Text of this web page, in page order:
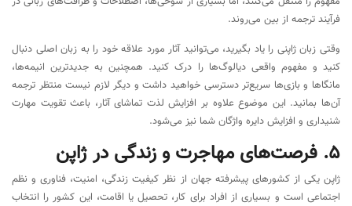
فرآیند ترجمه از بین می‌روند.
وقتی زبان ژاپنی را یاد بگیرید، می‌توانید آثار مورد علاقه خود را به زبان اصلی دنبال
کنید و مفهوم واقعی دیالوگ‌ها را درک کنید. همچنین به جدیدترین انیمه‌ها،
مانگاها و بازی‌ها سریع‌تر دسترسی خواهید داشت و دیگر لازم نیست منتظر ترجمه
آن‌ها بمانید. این موضوع علاوه بر افزایش لذت تماشای آثار، باعث تقویت مهارت
شنیداری و افزایش دایره واژگان شما نیز می‌شود.
5. فرصت‌های مهاجرت و زندگی در ژاپن
ژاپن یکی از کشورهای پیشرفته جهان از نظر کیفیت زندگی، امنیت، فناوری و نظم
اجتماعی است و بسیاری از افراد برای کار، تحصیل یا اقامت، این کشور را انتخاب